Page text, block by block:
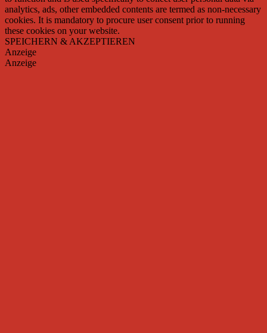
analytics, ads, other embedded contents are termed as non-necessary
cookies. It is mandatory to procure user consent prior to running
these cookies on your website.
SPEICHERN & AKZEPTIEREN
Anzeige
Anzeige